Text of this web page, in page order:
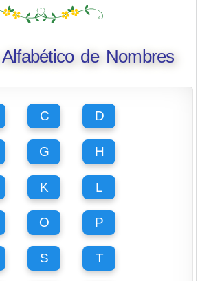
de Nombres
C D
G H
K L
O P
S T